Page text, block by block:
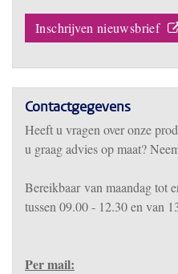
Inschrijven nieuwsbrief
Contactgegevens
Heeft u vragen over onze
u graag advies op maat?
Bereikbaarvan maandag tot
tussen 09.00 - 12.30 en van
Per mail: